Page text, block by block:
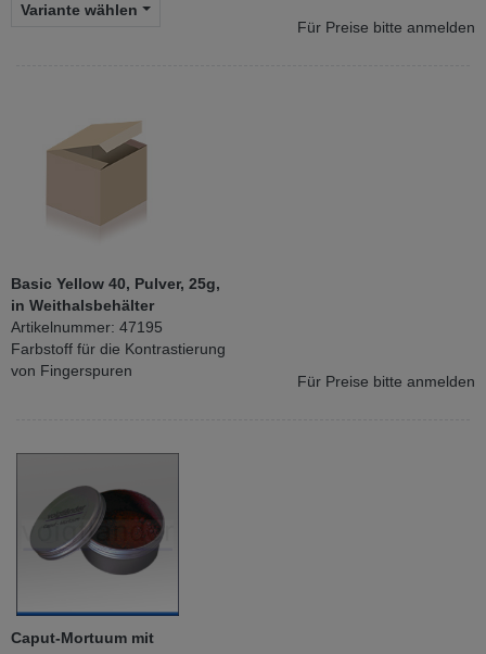
Variante wählen
Für Preise bitte anmelden
Basic Yellow 40, Pulver, 25g,
in Weithalsbehälter
Artikelnummer: 47195
Farbstoff für die Kontrastierung
von Fingerspuren
Für Preise bitte anmelden
Caput-Mortuum mit